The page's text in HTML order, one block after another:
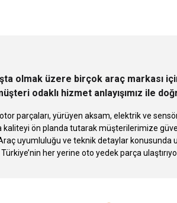
olmak üzere birçok araç
odaklı hizmet anlayışımız ile
parçaları, yürüyen aksam, elektrik ve
ön planda tutarak müşterilerimize
uyumluluğu ve teknik detaylar konusunda
Türkiye’nin her yerine oto yedek parça